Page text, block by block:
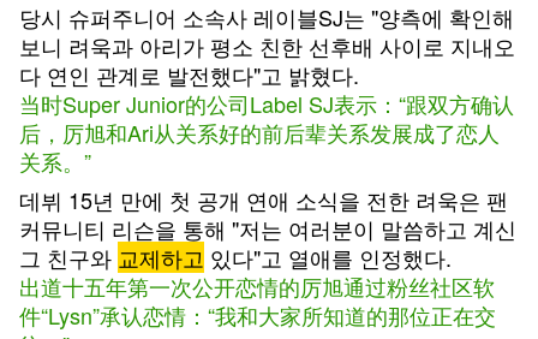
당시 슈퍼주니어 소속사 레이블SJ는 "양측에 확인해
보니 려욱과 아리가 평소 친한 선후배 사이로 지내오
다 연인 관계로 발전했다"고 밝혔다.
当时Super Junior的公司Label SJ表示：“跟双方确认
后，厉旭和Ari从关系好的前后辈关系发展成了恋人
关系。”
데뷔 15년 만에 첫 공개 연애 소식을 전한 려욱은 팬
커뮤니티 리슨을 통해 "저는 여러분이 말씀하고 계신
그 친구와 교제하고 있다"고 열애를 인정했다.
出道十五年第一次公开恋情的厉旭通过粉丝社区软
件“Lysn”承认恋情：“我和大家所知道的那位正在交